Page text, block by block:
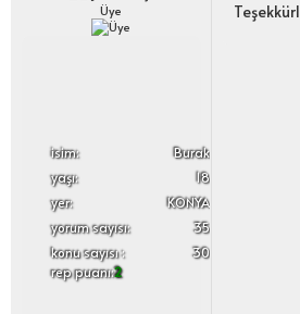
Üye
i̇sim:
Burak
yaşı:
18
yer:
KONYA
yorum sayısı:
35
konu sayısı :
30
rep puanı:2